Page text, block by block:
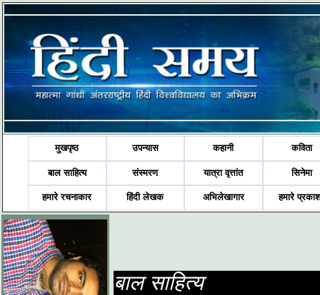
मुखपृष्ठ उपन्यास कहानी कविता
बाल साहित्य संस्मरण यात्रा वृत्तांत सिनेमा
हमारे रचनाकार हिंदी लेखक अभिलेखागार हमारे
बाल साहित्य